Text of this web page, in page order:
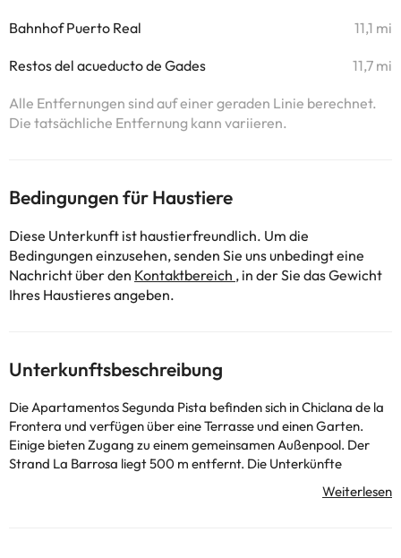
Bahnhof Puerto Real 11,1 mi
Restos del acueducto de Gades 11,7 mi
Alle Entfernungen sind auf einer geraden Linie berechnet.
Die tatsächliche Entfernung kann variieren.
Bedingungen für Haustiere
Diese Unterkunft ist haustierfreundlich. Um die
Bedingungen einzusehen, senden Sie uns unbedingt eine
Nachricht über den Kontaktbereich , in der Sie das Gewicht
Ihres Haustieres angeben.
Unterkunftsbeschreibung
Die Apartamentos Segunda Pista befinden sich in Chiclana de la
Frontera und verfügen über eine Terrasse und einen Garten.
Einige bieten Zugang zu einem gemeinsamen Außenpool. Der
Strand La Barrosa liegt 500 m entfernt. Die Unterkünfte
verfügen über eine Terrasse, einen Essbereich und einen
Sitzbereich mit einem Flachbild-TV. Einige verfügen über einen